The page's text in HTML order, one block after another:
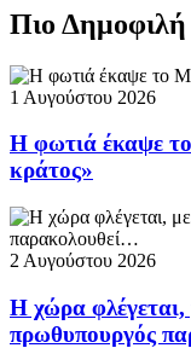
Πιο Δημοφιλή
1 Αυγούστου 2026
Η φωτιά έκαψε
κράτος»
2 Αυγούστου 2026
Η χώρα φλέγεται,
πρωθυπουργός